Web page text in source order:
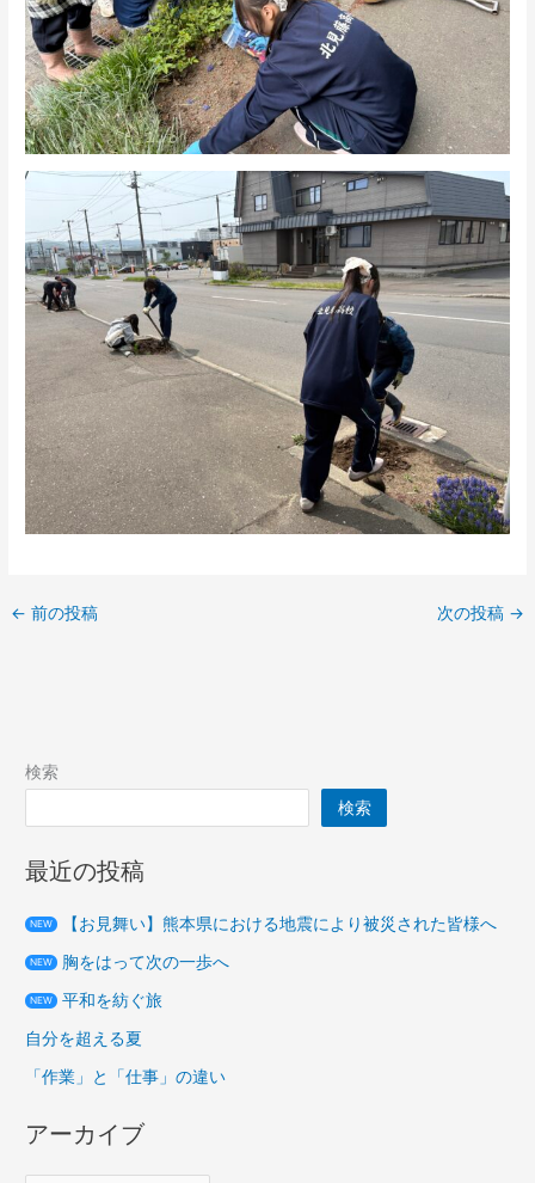
← 前の投稿 次の投稿 →
検索
検索
最近の投稿
NEW 【お見舞い】熊本県における地震により被災された皆様へ
NEW 胸をはって次の一歩へ
NEW
平和を紡ぐ旅
自分を超える夏
「作業」と「仕事」の違い
アーカイブ